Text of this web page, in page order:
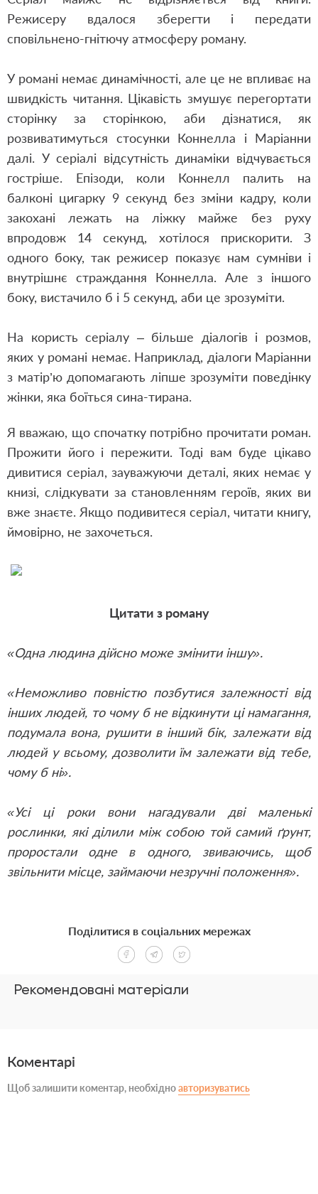
Режисеру вдалося зберегти і передати
сповільнено-гнітючу атмосферу роману.
У романі немає динамічності, але це не впливає на
швидкість читання. Цікавість змушує перегортати
сторінку за сторінкою, аби дізнатися, як
розвиватимуться стосунки Коннелла і Маріанни
далі. У серіалі відсутність динаміки відчувається
гостріше. Епізоди, коли Коннелл палить на
балконі цигарку 9 секунд без зміни кадру, коли
закохані лежать на ліжку майже без руху
впродовж 14 секунд, хотілося прискорити. З
одного боку, так режисер показує нам сумніви і
внутрішнє страждання Коннелла. Але з іншого
боку, вистачило б і 5 секунд, аби це зрозуміти.
На користь серіалу – більше діалогів і розмов,
яких у романі немає. Наприклад, діалоги Маріанни
з матір’ю допомагають ліпше зрозуміти поведінку
жінки, яка боїться сина-тирана.
Я вважаю, що спочатку потрібно прочитати роман.
Прожити його і пережити. Тоді вам буде цікаво
дивитися серіал, зауважуючи деталі, яких немає у
книзі, слідкувати за становленням героїв, яких ви
вже знаєте. Якщо подивитеся серіал, читати книгу,
ймовірно, не захочеться.
Цитати з роману
«Одна людина дійсно може змінити іншу».
«Неможливо повністю позбутися залежності від
інших людей, то чому б не відкинути ці намагання,
подумала вона, рушити в інший бік, залежати від
людей у всьому, дозволити їм залежати від тебе,
чому б ні».
«Усі ці роки вони нагадували дві маленькі
рослинки, які ділили між собою той самий ґрунт,
проростали одне в одного, звиваючись, щоб
звільнити місце, займаючи незручні положення».
Рекомендовані матеріали
Поділитися в соціальних мережах
Коментарі
Щоб залишити коментар, необхідноавторизуватись